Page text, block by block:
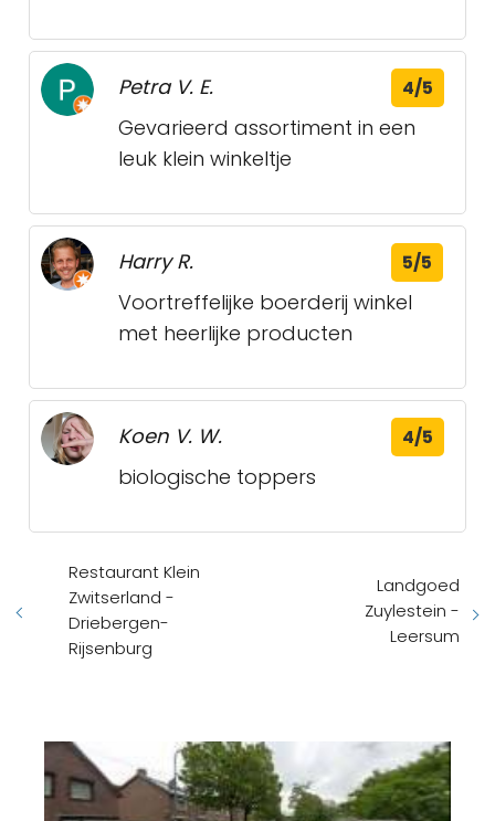
Petra V. E. 4/5
Gevarieerd assortiment in een
leuk klein winkeltje
Harry R. 5/5
Voortreffelijke boerderij winkel
met heerlijke producten
Koen V. W. 4/5
biologische toppers
Restaurant Klein
Zwitserland -
Driebergen-
Rijsenburg
Landgoed
Zuylestein -
Leersum